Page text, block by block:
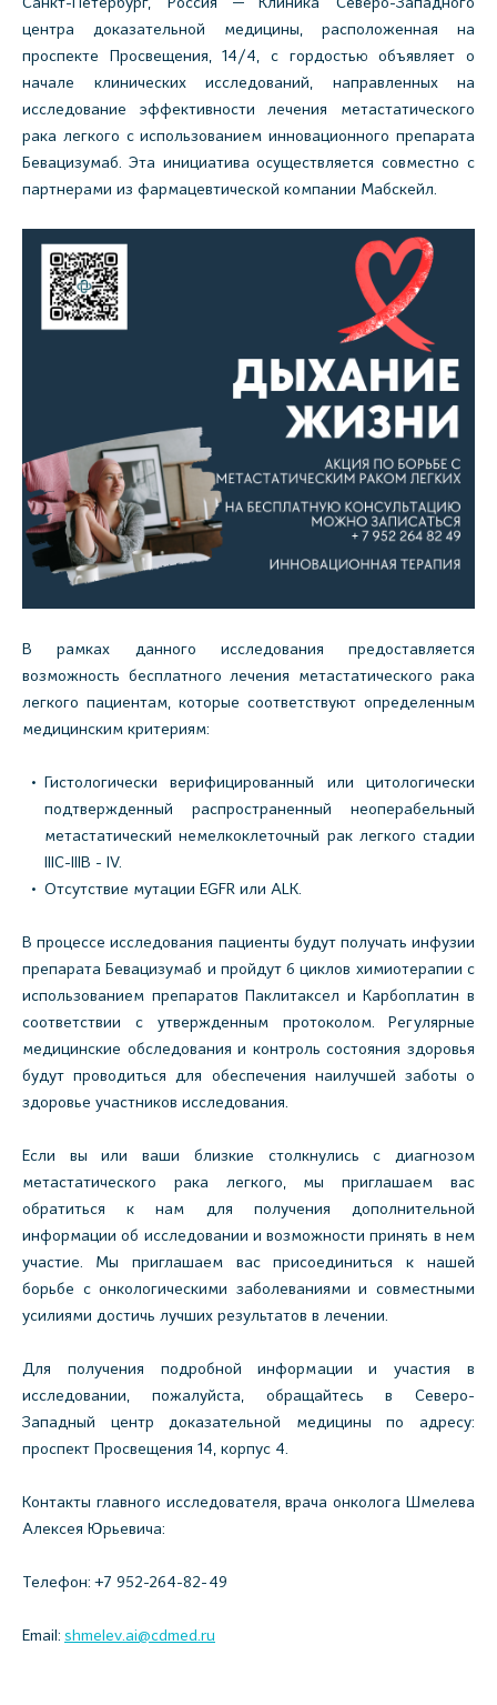
центра доказательной медицины, расположенная на
проспекте Просвещения, 14/4, с гордостью объявляет о
начале клинических исследований, направленных на
исследование эффективности лечения метастатического
рака легкого с использованием инновационного препарата
Бевацизумаб. Эта инициатива осуществляется совместно с
партнерами из фармацевтической компании Мабскейл.
В рамках данного исследования предоставляется
возможность бесплатного лечения метастатического рака
легкого пациентам, которые соответствуют определенным
медицинским критериям:
Гистологически верифицированный или цитологически
подтвержденный распространенный неоперабельный
метастатический немелкоклеточный рак легкого стадии
IIIC-IIIB - IV.
Отсутствие мутации EGFR или ALK.
В процессе исследования пациенты будут получать инфузии
препарата Бевацизумаб и пройдут 6 циклов химиотерапии с
использованием препаратов Паклитаксел и Карбоплатин в
соответствии с утвержденным протоколом. Регулярные
медицинские обследования и контроль состояния здоровья
будут проводиться для обеспечения наилучшей заботы о
здоровье участников исследования.
Если вы или ваши близкие столкнулись с диагнозом
метастатического рака легкого, мы приглашаем вас
обратиться к нам для получения дополнительной
информации об исследовании и возможности принять в нем
участие. Мы приглашаем вас присоединиться к нашей
борьбе с онкологическими заболеваниями и совместными
усилиями достичь лучших результатов в лечении.
Для получения подробной информации и участия в
исследовании, пожалуйста, обращайтесь в Северо-
Западный центр доказательной медицины по адресу:
проспект Просвещения 14, корпус 4.
Контакты главного исследователя, врача онколога Шмелева
Алексея Юрьевича:
Телефон: +7 952-264-82-49
Email: shmelev.ai@cdmed.ru